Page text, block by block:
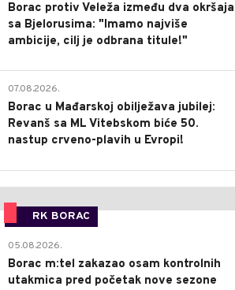
Borac protiv Veleža između dva okršaja
sa Bjelorusima: "Imamo najviše
ambicije, cilj je odbrana titule!"
07.08.2026.
Borac u Mađarskoj obilježava jubilej:
Revanš sa ML Vitebskom biće 50.
nastup crveno-plavih u Evropi!
RK BORAC
05.08.2026.
Borac m:tel zakazao osam kontrolnih
utakmica pred početak nove sezone